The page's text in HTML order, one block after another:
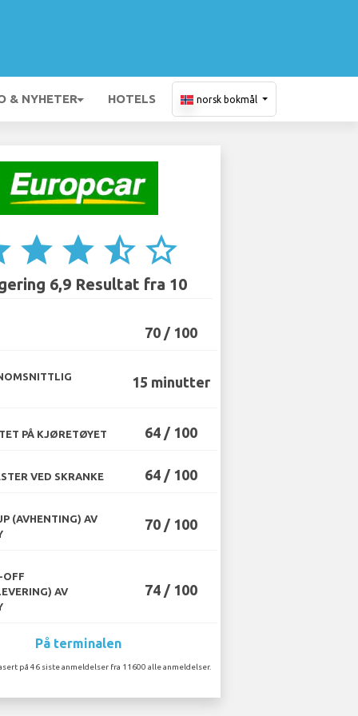
& NYHETER HOTELS norsk bokmål
star star star_half star_border
6,9 Resultat fra 10
70 / 100
15 minutter
PÅ KJØRETØYET 64 / 100
VED SKRANKE 64 / 100
(AVHENTING) AV
70 / 100
OFF
AV
74 / 100
På terminalen
på 46 siste anmeldelser fra 11600 alle anmeldelser.